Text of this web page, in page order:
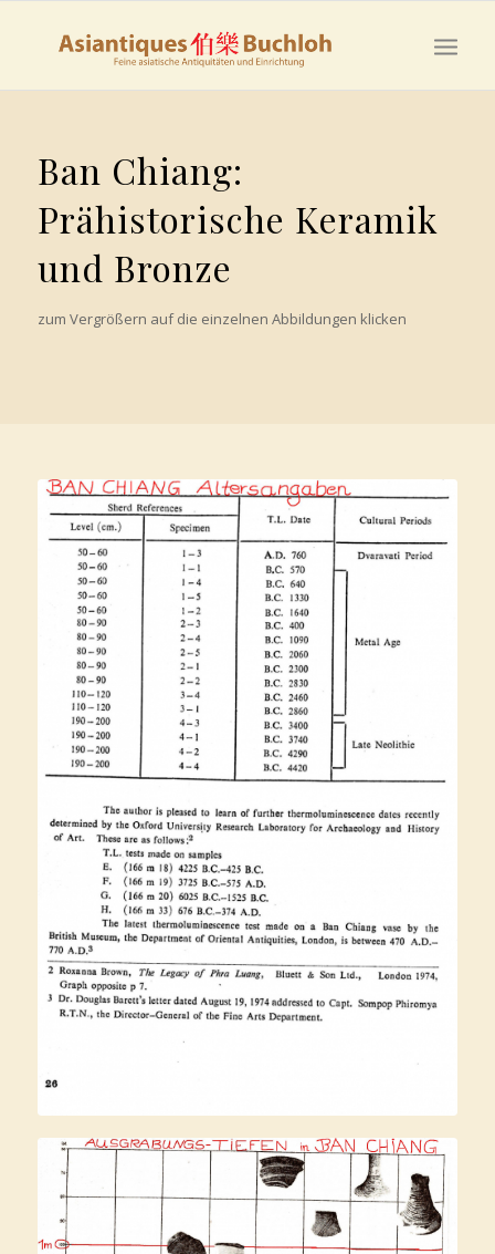
Ban Chiang:
Prähistorische Keramik
und Bronze
zum Vergrößern auf die einzelnen Abbildungen klicken